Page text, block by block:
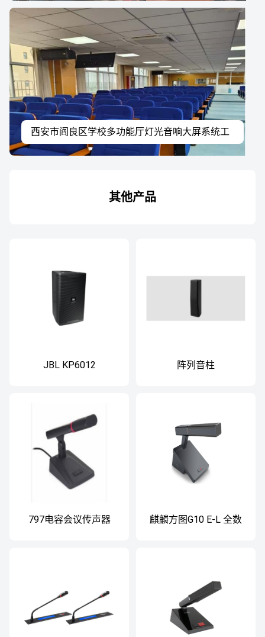
西安市阎良区学校多功能厅灯光音响大屏系统工
程案例
其他产品
JBL KP6012 阵列音柱
797电容会议传声器
麒麟方图G10 E-L 全数